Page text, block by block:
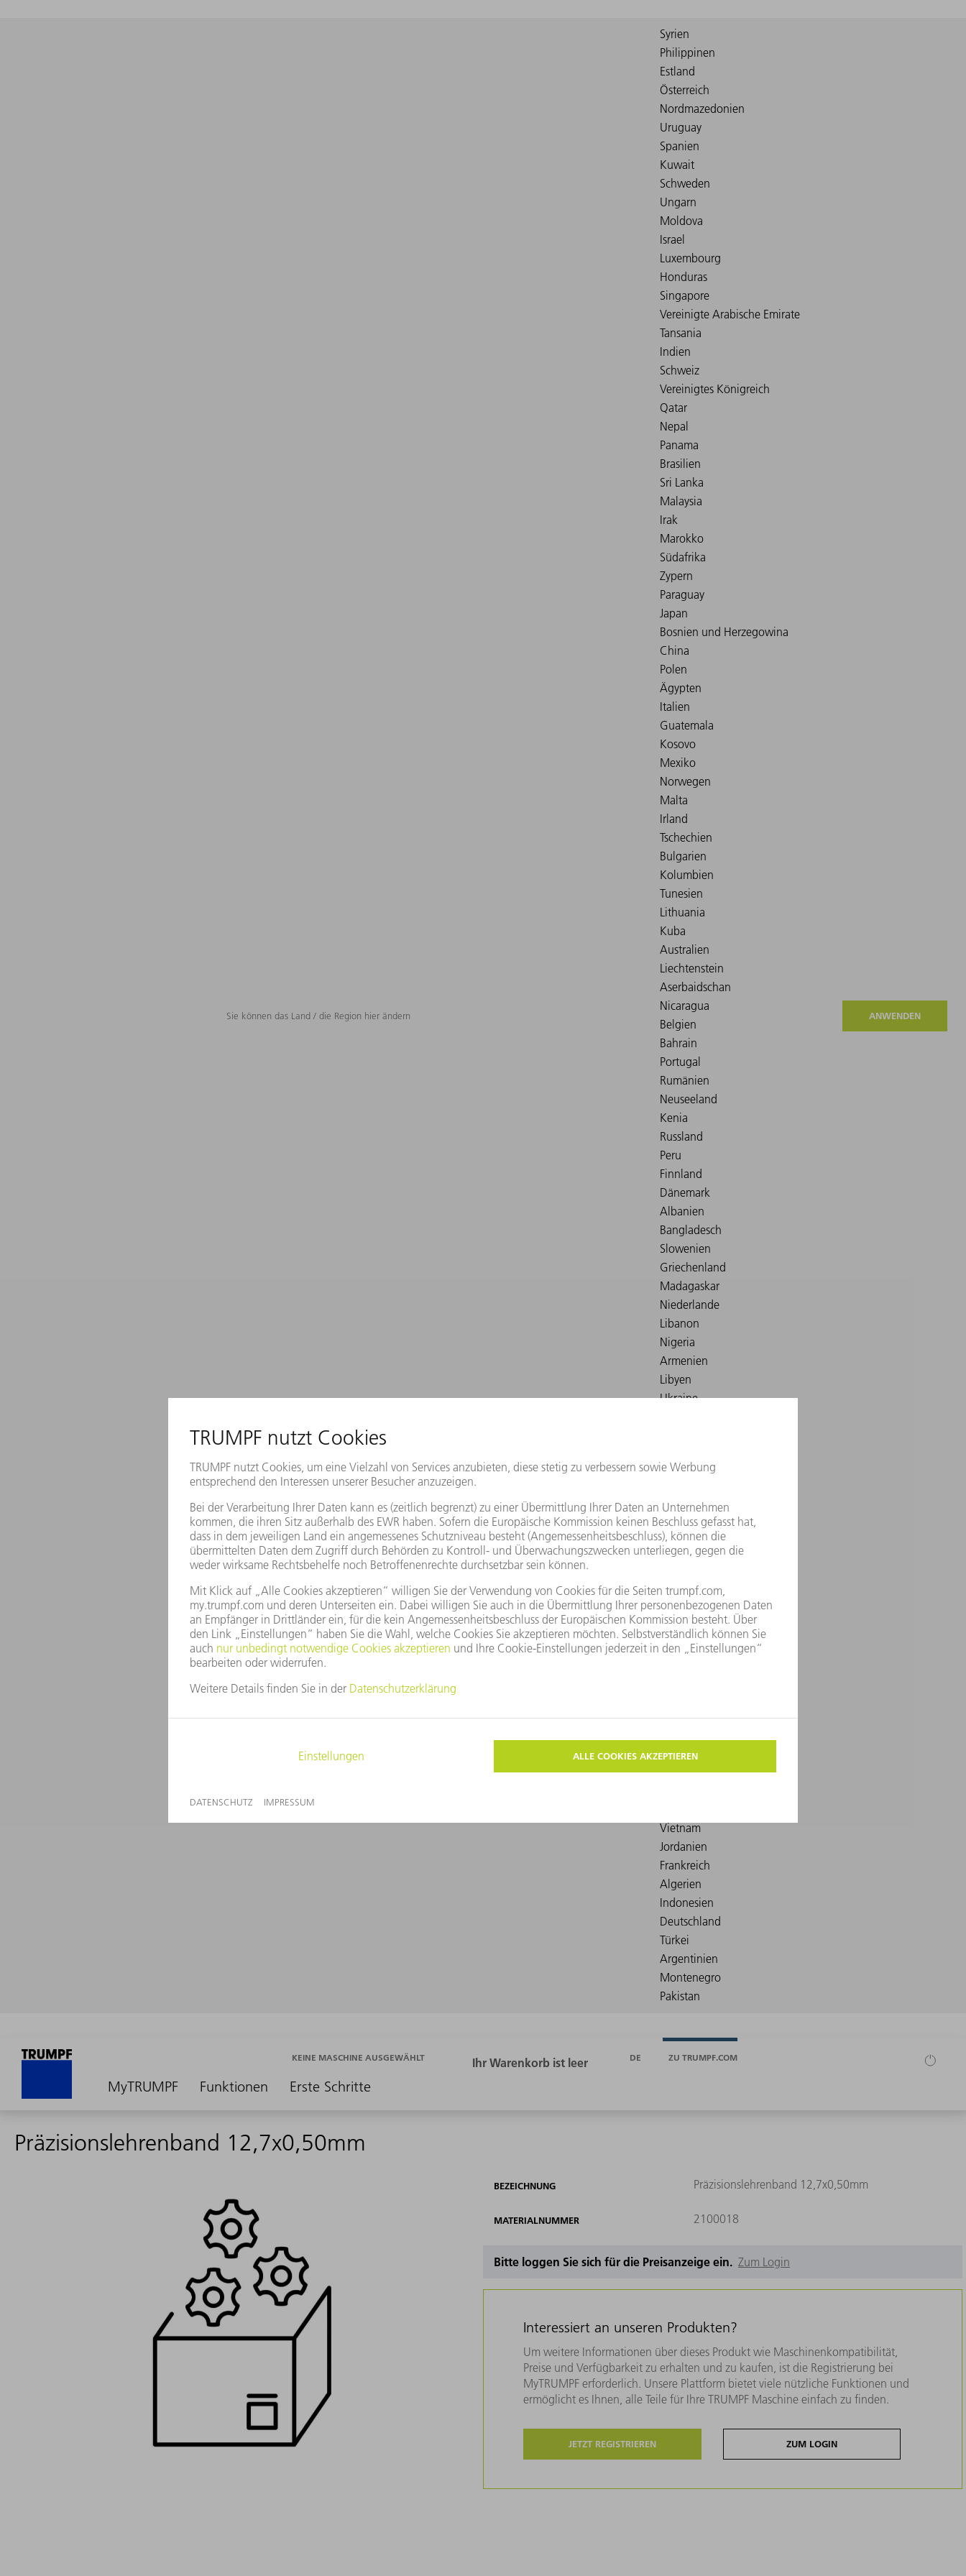
Sie können das Land / die Region hier ändern ANWENDEN
MyTRUMPF Funktionen Erste Schritte
KEINE MASCHINE AUSGEWÄHLT DE ZU TRUMPF.COM
Präzisionslehrenband 12,7x0,50mm
BEZEICHNUNG Präzisionslehrenband 12,7x0,50mm
MATERIALNUMMER 2100018
Bitte loggen Sie sich für die Preisanzeige ein. Zum Login
Interessiert an unseren Produkten?
Um weitere Informationen über dieses Produkt wie Maschinenkompatibilität,
Preise und Verfügbarkeit zu erhalten und zu kaufen, ist die Registrierung bei
MyTRUMPF erforderlich. Unsere Plattform bietet viele nützliche Funktionen und
ermöglicht es Ihnen, alle Teile für Ihre TRUMPF Maschine einfach zu finden.
JETZT REGISTRIEREN ZUM LOGIN